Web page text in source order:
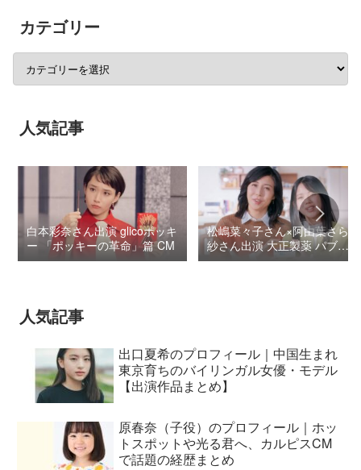
カテゴリー
人気記事
白本彩奈さん出演 glicoポッキ
ー 「ポッキーの革命」篇 CM
松嶋菜々子さん×阿由葉さら
紗さん出演 大正製薬 パブロ
ンSゴールドW『いましよう
人気記事
出口夏希のプロフィール｜中国生まれ
東京育ちのバイリンガル女優・モデル
【出演作品まとめ】
原春奈（子役）のプロフィール｜ホッ
トスポットや光る君へ、カルピスCM
で話題の経歴まとめ